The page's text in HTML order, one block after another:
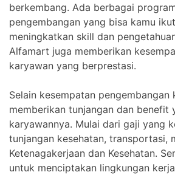
berkembang. Ada berbagai
pengembangan yang bisa kamu
meningkatkan skill dan
Alfamart juga memberikan
karyawan yang berprestasi.
Selain kesempatan
memberikan tunjangan dan benefit
karyawannya. Mulai dari gaji yang
tunjangan kesehatan, transportasi,
Ketenagakerjaan dan Kesehatan.
untuk menciptakan lingkungan